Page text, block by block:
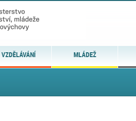
VZDĚLÁVÁNÍ MLÁDEŽ